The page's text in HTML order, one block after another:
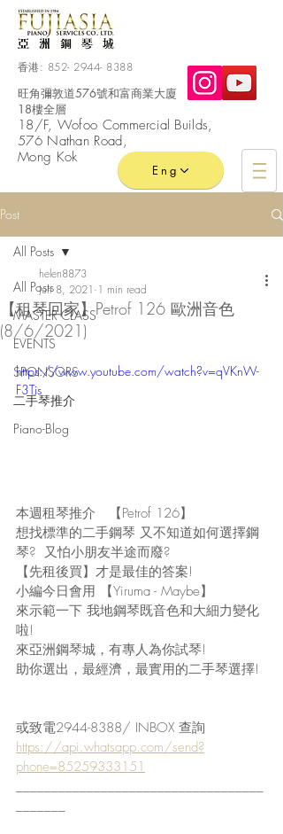
香港: 852- 2944- 8388
旺角彌敦道576號和富商業大廈
18樓全層
​18/F, Wofoo Commercial Builds,
576 Nathan Road,
Mong Kok
Eng
Post
All Posts
MASTER CLASS
EVENTS
SPONSORS
二手琴推介
Piano-Blog
All Posts
【租琴回家】Petrof 126 歐洲音色
(8/6/2021)
helen8873
Jun 8, 2021 1 min read
https://www.youtube.com/watch?v=qVKnW-
F3Tis
本週租琴推介   【Petrof 126】
想找標準的二手鋼琴 又不知道如何選擇鋼
琴?  又怕小朋友半途而廢?
【先租後買】才是最佳的答案!
小編今日會用 【Yiruma - Maybe】
來示範一下 我地鋼琴既音色和大細力變化
啦!
來亞洲鋼琴城，有專人為你試琴!
助你選出，最經濟，最實用的二手琴選擇!
或致電2944-8388/ INBOX 查詢
https://api.whatsapp.com/send?
phone=85259333151